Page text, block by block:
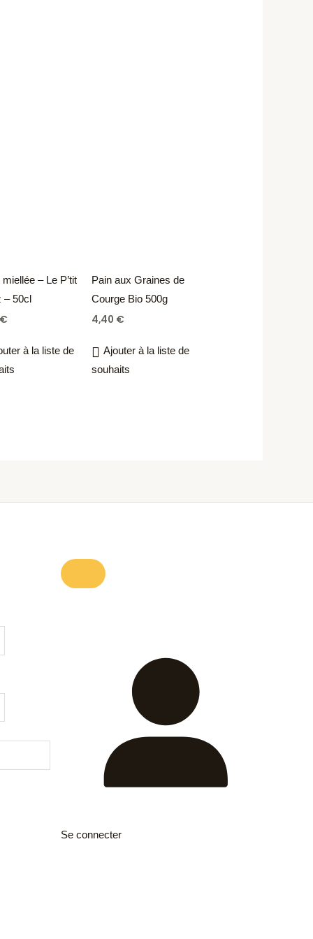
miellée – Le P’tit
– 50cl
€
à la liste de
Pain aux Graines de
Courge Bio 500g
4,40 €
Ajouter à la liste de
souhaits
Se connecter